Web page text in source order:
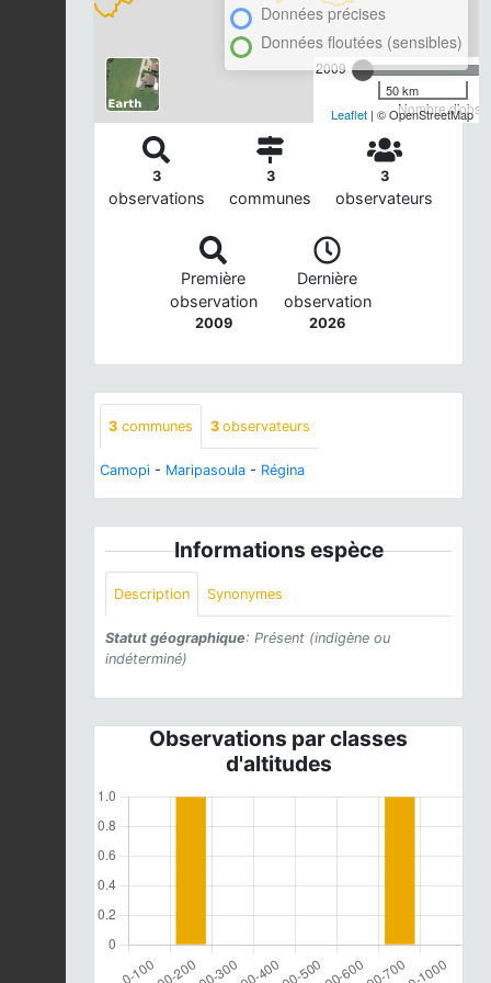
2009
Nombre
Données précises
Données floutées (sensibles)
50 km
Leaflet | © OpenStreetMap
3
observations
3
communes
3
observateurs
Première
observation
2009
Dernière
observation
2026
3 communes 3 observateurs
Camopi - Maripasoula - Régina
Informations espèce
Description Synonymes
Statut géographique: Présent (indigène ou
indéterminé)
Observations par classes
d'altitudes